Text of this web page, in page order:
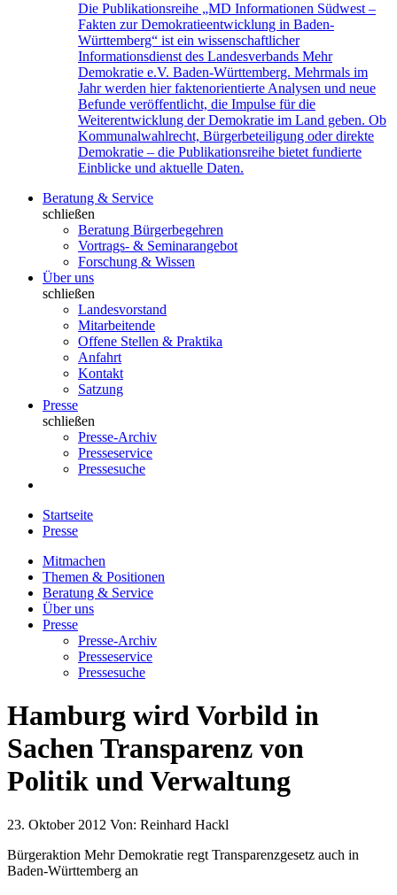
Die Publikationsreihe „MD Informationen Südwest –
Fakten zur Demokratieentwicklung in Baden-
Württemberg“ ist ein wissenschaftlicher
Informationsdienst des Landesverbands Mehr
Demokratie e.V. Baden-Württemberg. Mehrmals im
Jahr werden hier faktenorientierte Analysen und neue
Befunde veröffentlicht, die Impulse für die
Weiterentwicklung der Demokratie im Land geben. Ob
Kommunalwahlrecht, Bürgerbeteiligung oder direkte
Demokratie – die Publikationsreihe bietet fundierte
Einblicke und aktuelle Daten.
Beratung & Service
schließen
Beratung Bürgerbegehren
Vortrags- & Seminarangebot
Forschung & Wissen
Über uns
schließen
Landesvorstand
Mitarbeitende
Offene Stellen & Praktika
Anfahrt
Kontakt
Satzung
Presse
schließen
Presse-Archiv
Presseservice
Pressesuche
Startseite
Presse
Mitmachen
Themen & Positionen
Beratung & Service
Über uns
Presse
Presse-Archiv
Presseservice
Pressesuche
Hamburg wird Vorbild in
Sachen Transparenz von
Politik und Verwaltung
23. Oktober 2012 Von: Reinhard Hackl
Bürgeraktion Mehr Demokratie regt Transparenzgesetz auch in
Baden-Württemberg an